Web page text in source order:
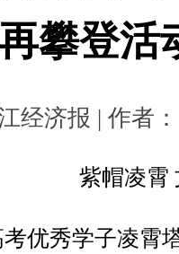
攀登活
经济报 | 作者
紫帽凌霄
考优秀学子凌霄